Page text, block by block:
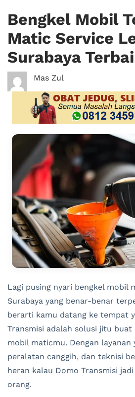
Bengkel Mobil
Matic Service
Surabaya
Mas Zul
Lagi pusing nyari bengkel mobil
Surabaya yang benar-benar
berarti kamu datang ke tempat
Transmisi adalah solusi jitu buat
mobil maticmu. Dengan layanan
peralatan canggih, dan teknisi
heran kalau Domo Transmisi
orang.